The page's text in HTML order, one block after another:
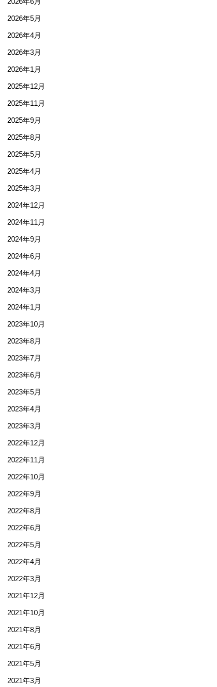
2026年5月
2026年4月
2026年3月
2026年1月
2025年12月
2025年11月
2025年9月
2025年8月
2025年5月
2025年4月
2025年3月
2024年12月
2024年11月
2024年9月
2024年6月
2024年4月
2024年3月
2024年1月
2023年10月
2023年8月
2023年7月
2023年6月
2023年5月
2023年4月
2023年3月
2022年12月
2022年11月
2022年10月
2022年9月
2022年8月
2022年6月
2022年5月
2022年4月
2022年3月
2021年12月
2021年10月
2021年8月
2021年6月
2021年5月
2021年3月